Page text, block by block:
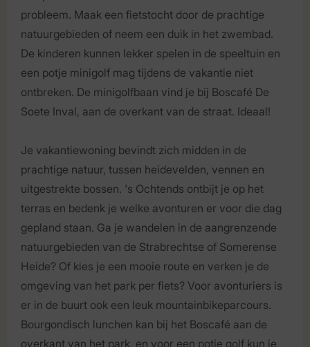
probleem. Maak een fietstocht door de prachtige
natuurgebieden of neem een duik in het zwembad.
De kinderen kunnen lekker spelen in de speeltuin en
een potje minigolf mag tijdens de vakantie niet
ontbreken. De minigolfbaan vind je bij Boscafé De
Soete Inval, aan de overkant van de straat. Ideaal!
Je vakantiewoning bevindt zich midden in de
prachtige natuur, tussen heidevelden, vennen en
uitgestrekte bossen. 's Ochtends ontbijt je op het
terras en bedenk je welke avonturen er voor die dag
gepland staan. Ga je wandelen in de aangrenzende
natuurgebieden van de Strabrechtse of Somerense
Heide? Of kies je een mooie route en verken je de
omgeving van het park per fiets? Voor avonturiers is
er in de buurt ook een leuk mountainbikeparcours.
Bourgondisch lunchen kan bij het Boscafé aan de
overkant van het park, en voor een potje golf kun je